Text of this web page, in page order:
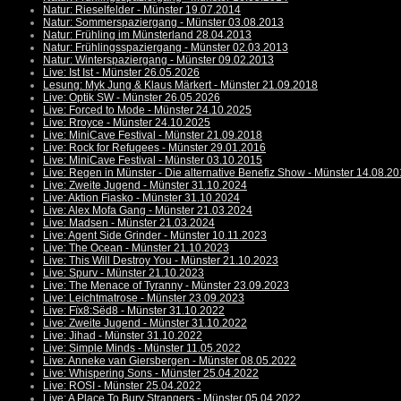
Natur: Rieselfelder - Münster 19.07.2014
Natur: Sommerspaziergang - Münster 03.08.2013
Natur: Frühling im Münsterland 28.04.2013
Natur: Frühlingsspaziergang - Münster 02.03.2013
Natur: Winterspaziergang - Münster 09.02.2013
Live: Ist Ist - Münster 26.05.2026
Lesung: Myk Jung & Klaus Märkert - Münster 21.09.2018
Live: Optik SW - Münster 26.05.2026
Live: Forced to Mode - Münster 24.10.2025
Live: Rroyce - Münster 24.10.2025
Live: MiniCave Festival - Münster 21.09.2018
Live: Rock for Refugees - Münster 29.01.2016
Live: MiniCave Festival - Münster 03.10.2015
Live: Regen in Münster - Die alternative Benefiz Show - Münster
Live: Zweite Jugend - Münster 31.10.2024
Live: Aktion Fiasko - Münster 31.10.2024
Live: Alex Mofa Gang - Münster 21.03.2024
Live: Madsen - Münster 21.03.2024
Live: Agent Side Grinder - Münster 10.11.2023
Live: The Ocean - Münster 21.10.2023
Live: This Will Destroy You - Münster 21.10.2023
Live: Spurv - Münster 21.10.2023
Live: The Menace of Tyranny - Münster 23.09.2023
Live: Leichtmatrose - Münster 23.09.2023
Live: Fïx8:Sëd8 - Münster 31.10.2022
Live: Zweite Jugend - Münster 31.10.2022
Live: Jihad - Münster 31.10.2022
Live: Simple Minds - Münster 11.05.2022
Live: Anneke van Giersbergen - Münster 08.05.2022
Live: Whispering Sons - Münster 25.04.2022
Live: ROSI - Münster 25.04.2022